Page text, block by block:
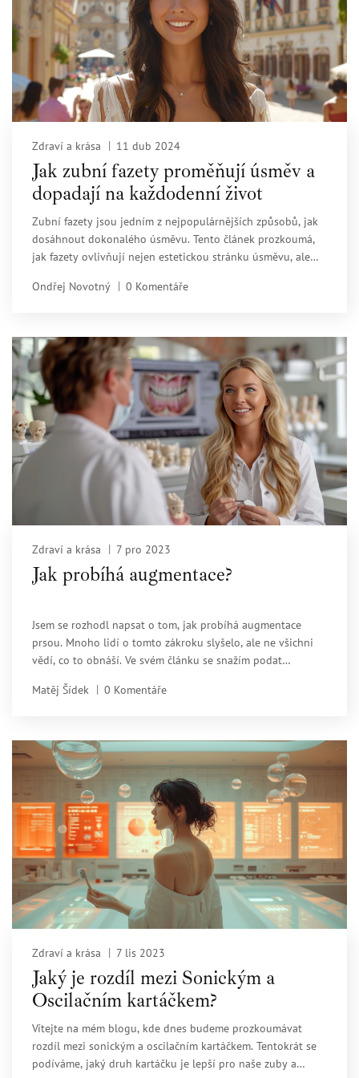
Zdraví a krása 11 dub 2024
Jak zubní fazety proměňují úsměv a
dopadají na každodenní život
Zubní fazety jsou jedním z nejpopulárnějších způsobů, jak
dosáhnout dokonalého úsměvu. Tento článek prozkoumá,
jak fazety ovlivňují nejen estetickou stránku úsměvu, ale
výhodami, procesem aplikace a vlivem na sebevědomí a
Ondřej Novotný 0 Komentáře
Zdraví a krása 7 pro 2023
Jak probíhá augmentace?
Jsem se rozhodl napsat o tom, jak probíhá augmentace
prsou. Mnoho lidí o tomto zákroku slyšelo, ale ne všichni
vědí, co to obnáší. Ve svém článku se snažím podat
zotavení. Doufám, že vám můj text pomůže lépe pochopit,
Matěj Šídek 0 Komentáře
Zdraví a krása 7 lis 2023
Jaký je rozdíl mezi Sonickým a
Oscilačním kartáčkem?
Vítejte na mém blogu, kde dnes budeme prozkoumávat
rozdíl mezi sonickým a oscilačním kartáčkem. Tentokrát se
podíváme, jaký druh kartáčku je lepší pro naše zuby a